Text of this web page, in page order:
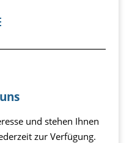
und stehen Ihnen
zur Verfügung.